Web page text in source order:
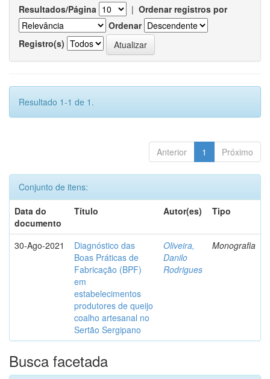
Resultados/Página | Ordenar registros por
Ordenar
Registro(s)
Resultado 1-1 de 1.
Anterior 1 Próximo
Conjunto de itens:
Data do
documento
Título Autor(es) Tipo
30-Ago-2021
Diagnóstico das
Boas Práticas de
Fabricação (BPF)
em
estabelecimentos
produtores de queijo
coalho artesanal no
Sertão Sergipano
Oliveira,
Danilo
Rodrigues
Monografia
Busca facetada